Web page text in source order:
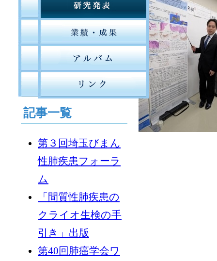
記事一覧
第３回埼玉びまん
性肺疾患フォーラ
ム
「間質性肺疾患の
クライオ生検の手
引き」出版
第40回肺癌学会ワ